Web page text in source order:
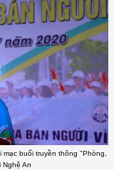
buổi truyền thông "Phòng,
An